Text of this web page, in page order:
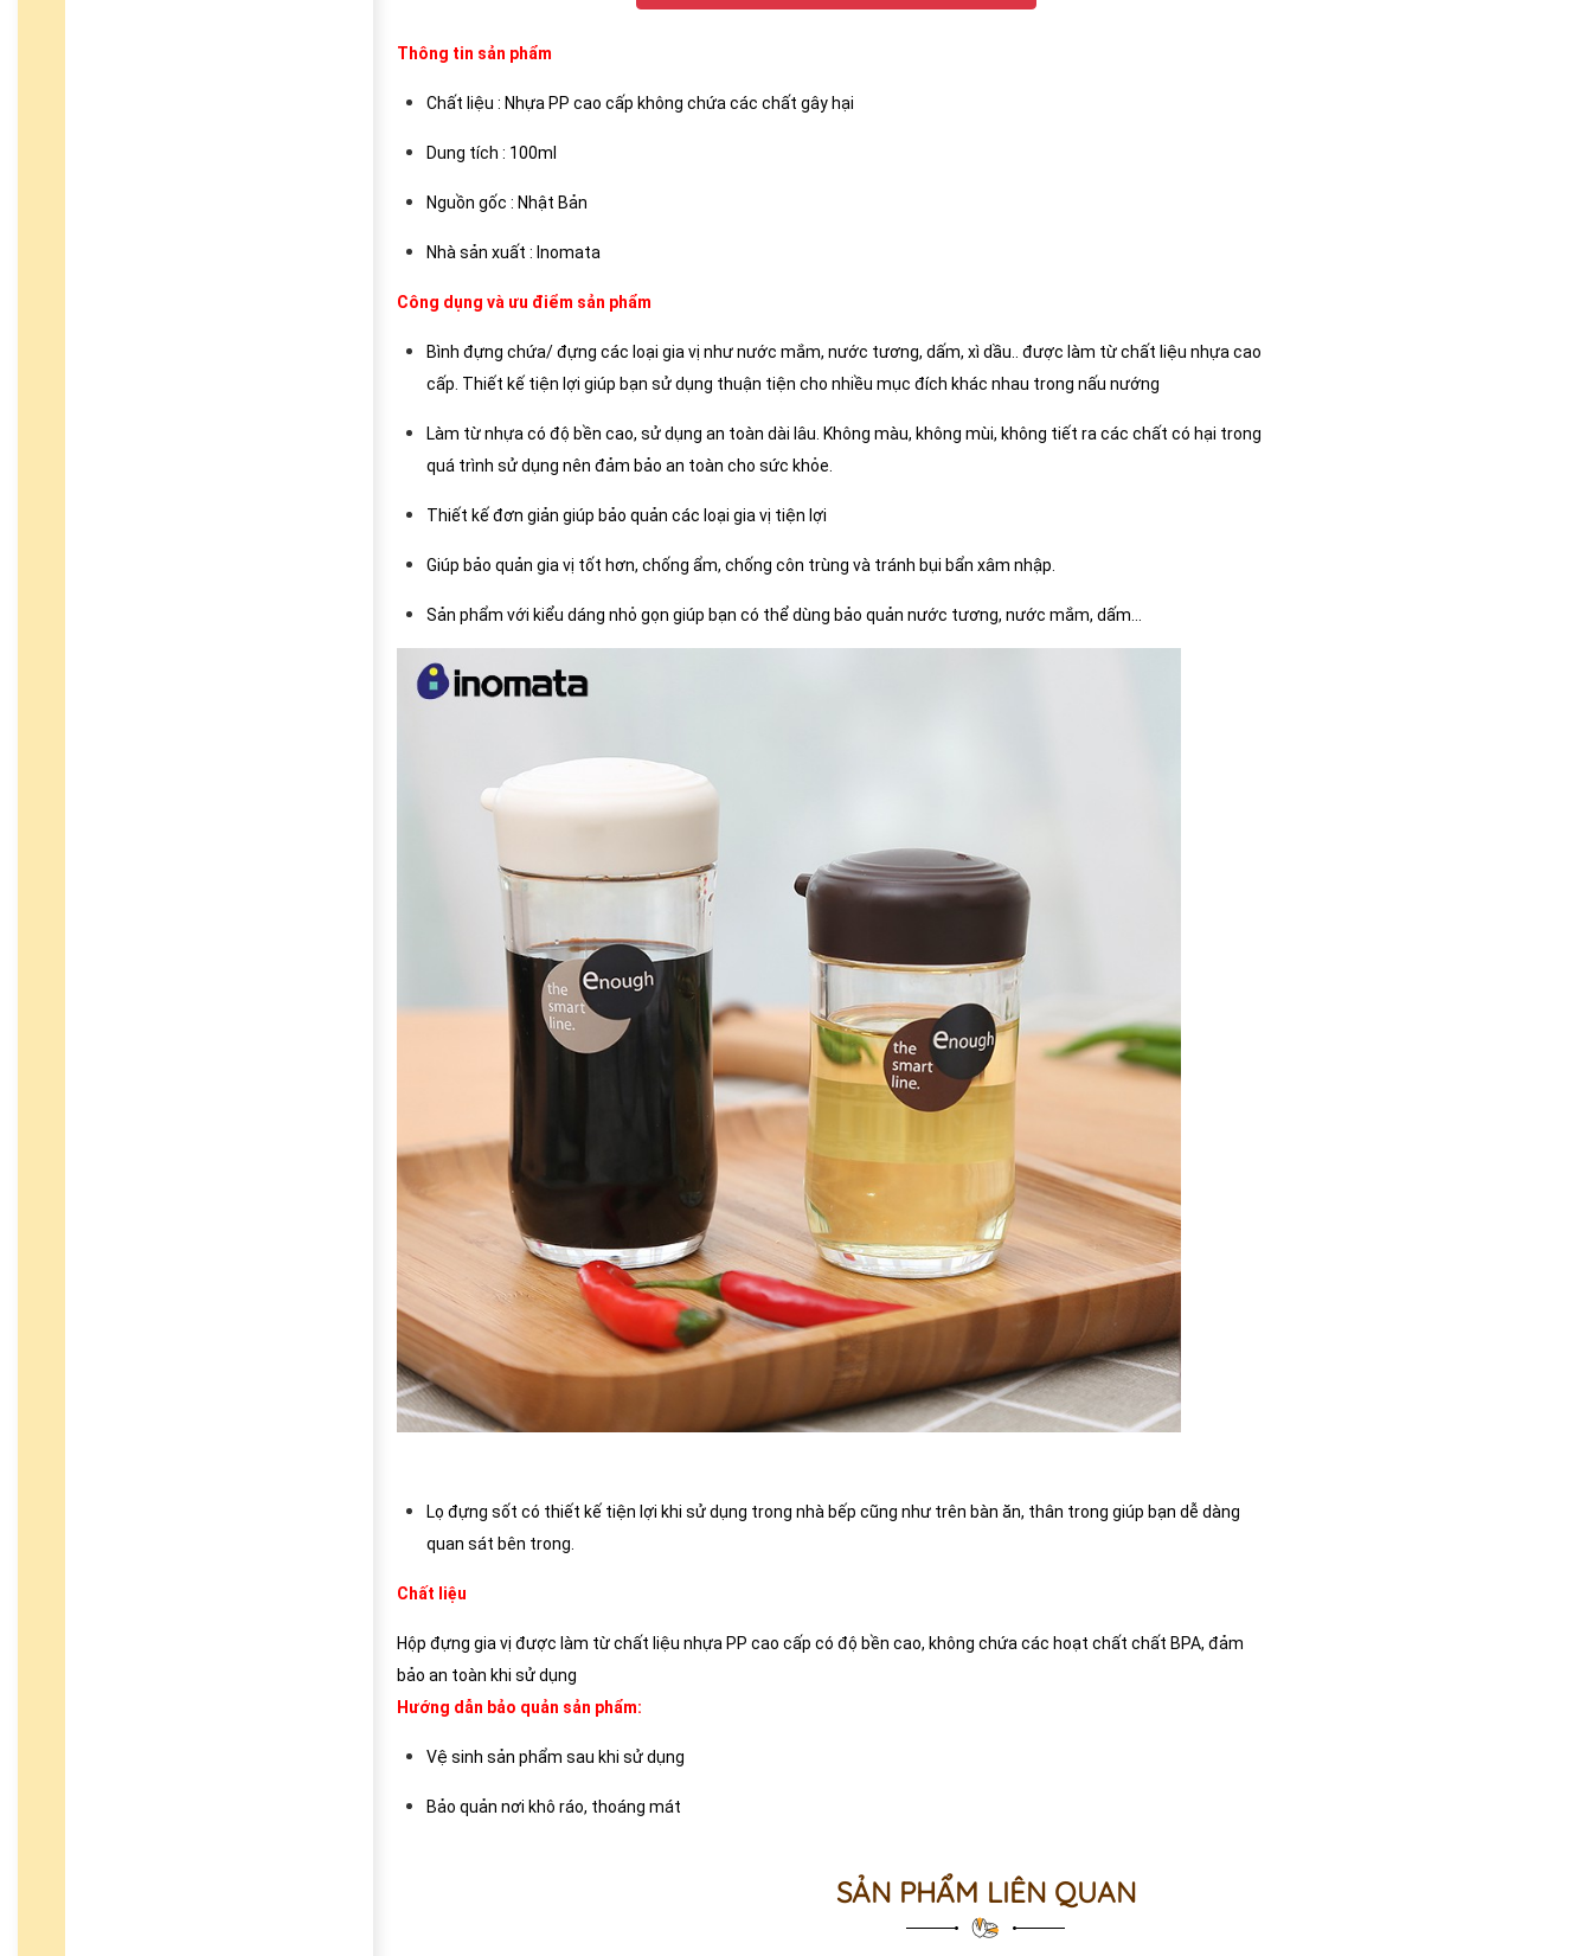
Thông tin sản phẩm
Chất liệu : Nhựa PP cao cấp không chứa các chất gây hại
Dung tích : 100ml
Nguồn gốc : Nhật Bản
Nhà sản xuất : Inomata
Công dụng và ưu điểm sản phẩm
Bình đựng chứa/ đựng các loại gia vị như nước mắm, nước tương, dấm, xì dầu.. được làm từ chất liệu nhựa cao
cấp. Thiết kế tiện lợi giúp bạn sử dụng thuận tiện cho nhiều mục đích khác nhau trong nấu nướng
Làm từ nhựa có độ bền cao, sử dụng an toàn dài lâu. Không màu, không mùi, không tiết ra các chất có hại trong
quá trình sử dụng nên đảm bảo an toàn cho sức khỏe.
Thiết kế đơn giản giúp bảo quản các loại gia vị tiện lợi
Giúp bảo quản gia vị tốt hơn, chống ẩm, chống côn trùng và tránh bụi bẩn xâm nhập.
Sản phẩm với kiểu dáng nhỏ gọn giúp bạn có thể dùng bảo quản nước tương, nước mắm, dấm...
Lọ đựng sốt có thiết kế tiện lợi khi sử dụng trong nhà bếp cũng như trên bàn ăn, thân trong giúp bạn dễ dàng
quan sát bên trong.
Chất liệu
Hộp đựng gia vị được làm từ chất liệu nhựa PP cao cấp có độ bền cao, không chứa các hoạt chất chất BPA, đảm
bảo an toàn khi sử dụng
Hướng dẫn bảo quản sản phẩm:
Vệ sinh sản phẩm sau khi sử dụng
Bảo quản nơi khô ráo, thoáng mát
SẢN PHẨM LIÊN QUAN